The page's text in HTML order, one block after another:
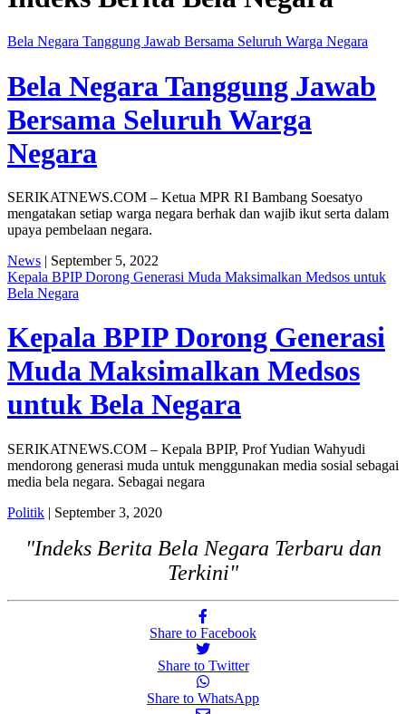
Bela Negara Tanggung Jawab Bersama Seluruh Warga Negara
Bela Negara Tanggung Jawab
Bersama Seluruh Warga
Negara
SERIKATNEWS.COM – Ketua MPR RI Bambang Soesatyo
mengatakan setiap warga negara berhak dan wajib ikut serta dalam
upaya pembelaan negara.
News | September 5, 2022
Kepala BPIP Dorong Generasi Muda Maksimalkan Medsos untuk
Bela Negara
Kepala BPIP Dorong Generasi
Muda Maksimalkan Medsos
untuk Bela Negara
SERIKATNEWS.COM – Kepala BPIP, Prof Yudian Wahyudi
mendorong generasi muda untuk menggunakan media sosial sebagai
media bela negara. Sebagai negara
Politik | September 3, 2020
"Indeks Berita Bela Negara Terbaru dan
Terkini"
Share to Facebook
Share to Twitter
Share to WhatsApp